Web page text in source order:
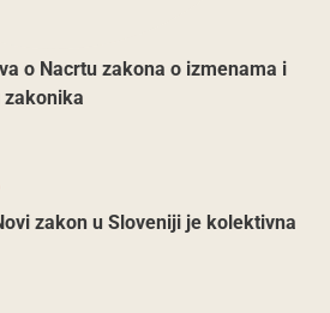
o Nacrtu zakona o izmenama i
zakonika
zakon u Sloveniji je kolektivna